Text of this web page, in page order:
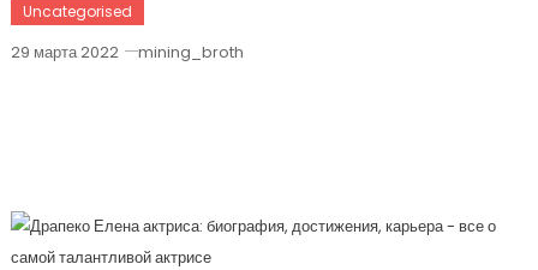
Uncategorised
29 марта 2022 mining_broth